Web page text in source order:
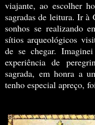
viajante, ao escolher
sagradas de leitura. Ir à
sonhos se realizando
sítios arqueológicos
de se chegar.
experiência de
sagrada, em honra a
tenho especial apreço,